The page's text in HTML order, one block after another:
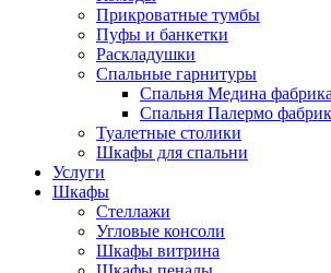
Прикроватные тумбы
Пуфы и банкетки
Раскладушки
Спальные гарнитуры
Спальня Медина
Спальня Палермо
Туалетные столики
Шкафы для спальни
Услуги
Шкафы
Стеллажи
Угловые консоли
Шкафы витрина